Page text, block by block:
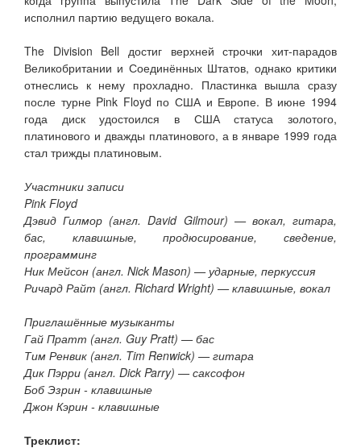
исполнил партию ведущего вокала.
The Division Bell достиг верхней строчки хит-парадов
Великобритании и Соединённых Штатов, однако критики
отнеслись к нему прохладно. Пластинка вышла сразу
после турне Pink Floyd по США и Европе. В июне 1994
года диск удостоился в США статуса золотого,
платинового и дважды платинового, а в январе 1999 года
стал трижды платиновым.
Участники записи
Pink Floyd
Дэвид Гилмор (англ. David Gilmour) — вокал, гитара,
бас, клавишные, продюсирование, сведение,
программинг
Ник Мейсон (англ. Nick Mason) — ударные, перкуссия
Ричард Райт (англ. Richard Wright) — клавишные, вокал
Приглашённые музыканты
Гай Пратт (англ. Guy Pratt) — бас
Тим Ренвик (англ. Tim Renwick) — гитара
Дик Пэрри (англ. Dick Parry) — саксофон
Боб Эзрин - клавишные
Джон Кэрин - клавишные
Треклист: